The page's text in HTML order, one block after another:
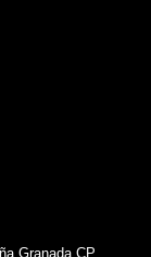
Granada CP